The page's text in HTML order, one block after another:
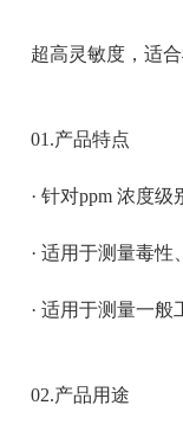
超高灵敏度，适
01.产品特点
· 针对ppm 浓度
· 适用于测量毒
· 适用于测量一
02.产品用途